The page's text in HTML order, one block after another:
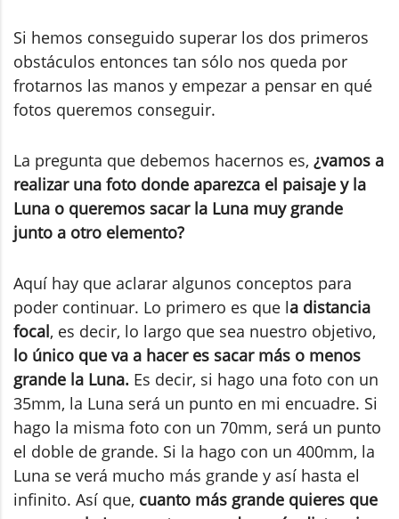
Si hemos conseguido superar los dos primeros
obstáculos entonces tan sólo nos queda por
frotarnos las manos y empezar a pensar en qué
fotos queremos conseguir.
La pregunta que debemos hacernos es, ¿vamos a
realizar una foto donde aparezca el paisaje y la
Luna o queremos sacar la Luna muy grande
junto a otro elemento?
Aquí hay que aclarar algunos conceptos para
poder continuar. Lo primero es que la distancia
focal, es decir, lo largo que sea nuestro objetivo,
lo único que va a hacer es sacar más o menos
grande la Luna. Es decir, si hago una foto con un
35mm, la Luna será un punto en mi encuadre. Si
hago la misma foto con un 70mm, será un punto
el doble de grande. Si la hago con un 400mm, la
Luna se verá mucho más grande y así hasta el
infinito. Así que, cuanto más grande quieres que